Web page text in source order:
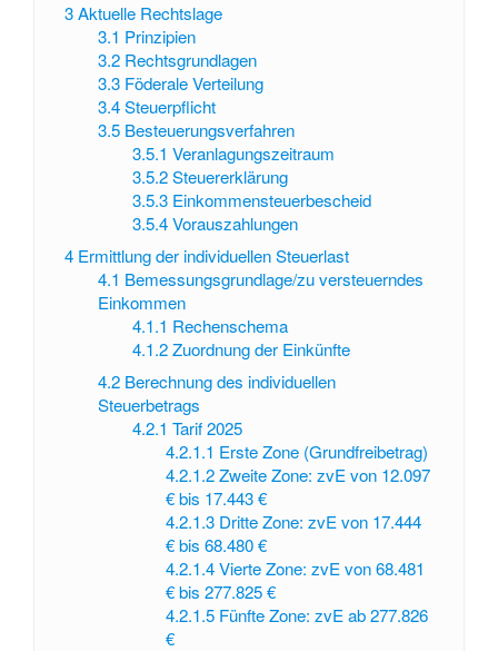
3Aktuelle Rechtslage
3.1 Prinzipien
3.2 Rechtsgrundlagen
3.3 Föderale Verteilung
3.4 Steuerpflicht
3.5 Besteuerungsverfahren
3.5.1 Veranlagungszeitraum
3.5.2 Steuererklärung
3.5.3 Einkommensteuerbescheid
3.5.4 Vorauszahlungen
4 Ermittlung der individuellen Steuerlast
4.1 Bemessungsgrundlage/zu versteuerndes
Einkommen
4.1.1 Rechenschema
4.1.2 Zuordnung der Einkünfte
4.2 Berechnung des individuellen
Steuerbetrags
4.2.1 Tarif 2025
4.2.1.1 Erste Zone (Grundfreibetrag)
4.2.1.2Zweite Zone: zvE von 12.097
€ bis 17.443 €
4.2.1.3 Dritte Zone: zvE von 17.444
€ bis 68.480 €
4.2.1.4Vierte Zone: zvE von 68.481
€ bis 277.825 €
4.2.1.5 Fünfte Zone: zvE ab 277.826
€